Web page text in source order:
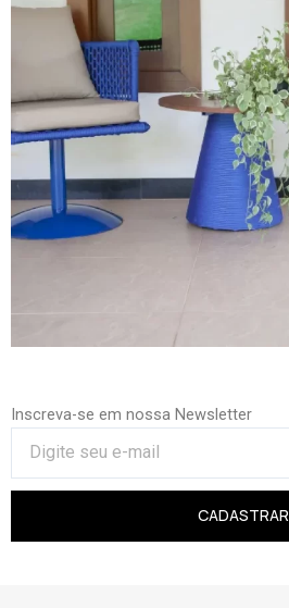
Inscreva-se em nossa Newsletter
CADASTRAR